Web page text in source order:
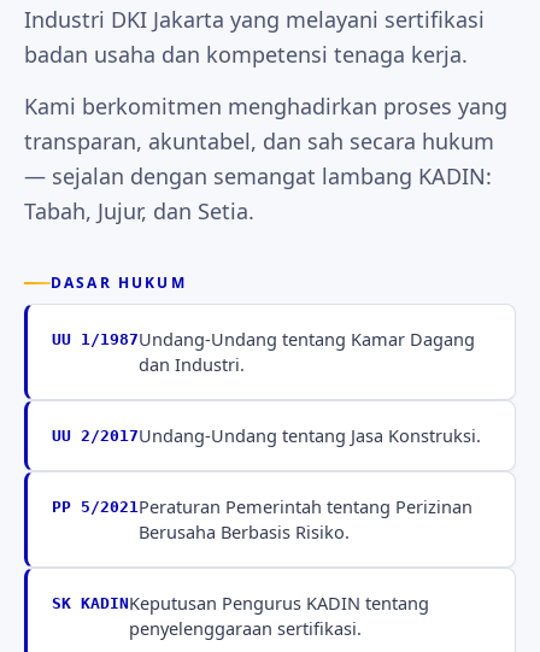
Industri DKI Jakarta yang melayani sertifikasi
badan usaha dan kompetensi tenaga kerja.
Kami berkomitmen menghadirkan proses yang
transparan, akuntabel, dan sah secara hukum
— sejalan dengan semangat lambang KADIN:
Tabah, Jujur, dan Setia.
DASAR HUKUM
UU 1/1987Undang-Undang tentang Kamar Dagang
dan Industri.
UU 2/2017Undang-Undang tentang Jasa Konstruksi.
PP 5/2021Peraturan Pemerintah tentang Perizinan
Berusaha Berbasis Risiko.
SK KADINKeputusan Pengurus KADIN tentang
penyelenggaraan sertifikasi.